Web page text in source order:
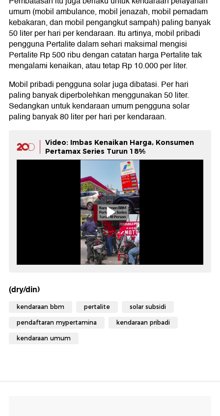
umum (mobil ambulance, mobil jenazah, mobil pemadam
kebakaran, dan mobil pengangkut sampah) paling banyak
50 liter per hari per kendaraan. Itu artinya, mobil pribadi
pengguna Pertalite dalam sehari maksimal mengisi
Pertalite Rp 500 ribu dengan catatan harga Pertalite tak
mengalami kenaikan, atau tetap Rp 10.000 per liter.
Mobil pribadi pengguna solar juga dibatasi. Per hari
paling banyak diperbolehkan menggunakan 50 liter.
Sedangkan untuk kendaraan umum pengguna solar
paling banyak 80 liter per hari per kendaraan.
Video: Imbas Kenaikan Harga, Konsumen
Pertamax Series Turun 18%
(dry/din)
kendaraan bbm pertalite solar subsidi
pendaftaran mypertamina kendaraan pribadi
kendaraan umum